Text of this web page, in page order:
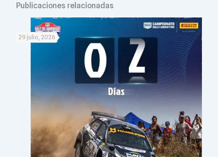
Publicaciones relacionadas
29 julio, 2026